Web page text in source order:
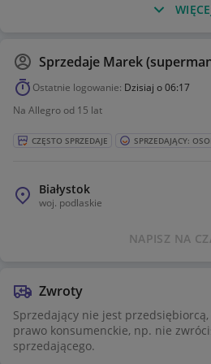
Sprzedaje Marek
Ostatnie logowanie: Dzisiaj o 06:17
Na Allegro od 15 lat
CZĘSTO SPRZEDAJE SPRZEDAJĄCY:
Białystok
woj. podlaskie
NAPISZ NA
Zwroty
Sprzedający nie jest
prawo konsumenckie, np. nie
sprzedającego.